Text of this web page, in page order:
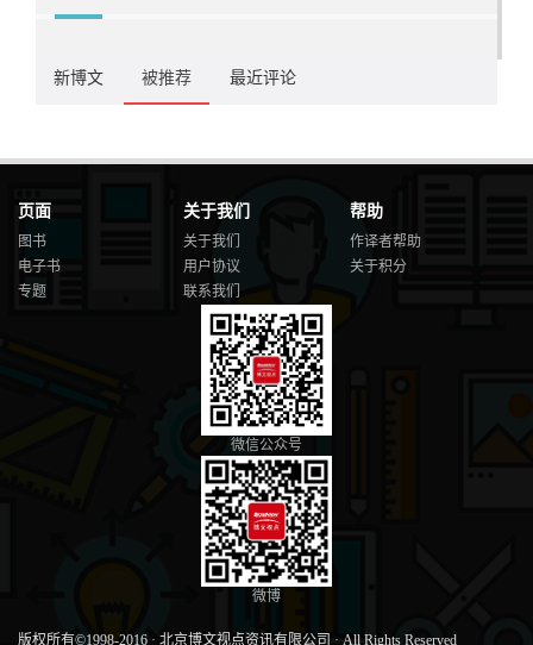
新博文 被推荐 最近评论
页面
图书
电子书
专题
关于我们
关于我们
用户协议
联系我们
帮助
作译者帮助
关于积分
微信公众号
微博
版权所有©1998-2016 · 北京博文视点资讯有限公司 · All Rights Reserved